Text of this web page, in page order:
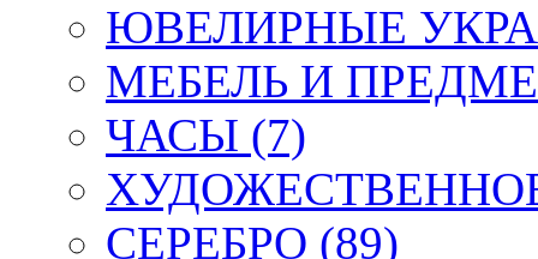
ЮВЕЛИРНЫЕ
МЕБЕЛЬ И
ЧАСЫ (7)
СЕРЕБРО (89)